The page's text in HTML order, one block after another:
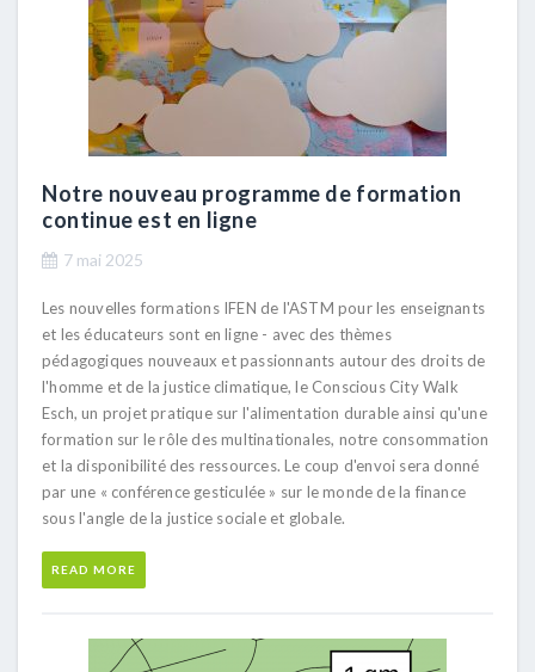
Notre nouveau programme de formation
continue est en ligne
7 mai 2025
Les nouvelles formations IFEN de l'ASTM pour les enseignants
et les éducateurs sont en ligne - avec des thèmes
pédagogiques nouveaux et passionnants autour des droits de
l'homme et de la justice climatique, le Conscious City Walk
Esch, un projet pratique sur l'alimentation durable ainsi qu'une
formation sur le rôle des multinationales, notre consommation
et la disponibilité des ressources. Le coup d'envoi sera donné
par une « conférence gesticulée » sur le monde de la finance
sous l'angle de la justice sociale et globale.
READ MORE